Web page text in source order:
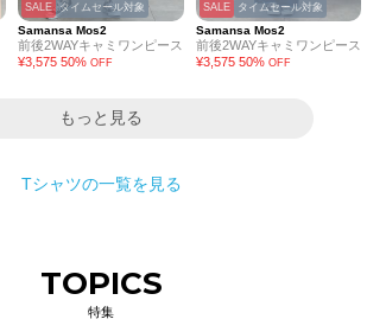
SALE タイムセール対象
Samansa Mos2
前後2WAYキャミワンピース
¥3,575 50%OFF
SALE タイムセール対象
Samansa Mos2
前後2WAYキャミワンピース
¥3,575 50% OFF
もっと見る
Tシャツの一覧を見る
TOPICS
特集